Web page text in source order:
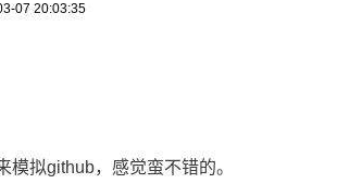
07 20:03:35
模拟github，感觉蛮不错的。